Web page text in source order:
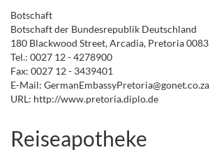
Botschaft
Botschaft der Bundesrepublik Deutschland
180 Blackwood Street, Arcadia, Pretoria 0083
Tel.: 0027 12 - 4278900
Fax: 0027 12 - 3439401
E-Mail: GermanEmbassyPretoria@gonet.co.za
URL: http://www.pretoria.diplo.de
Reiseapotheke